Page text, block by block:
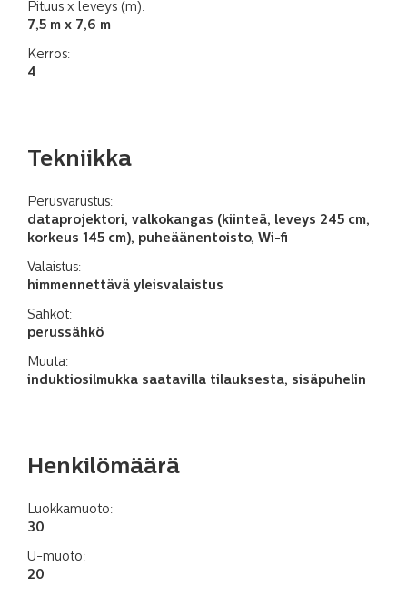
Pituus x leveys (m):
7,5 m x 7,6 m
Kerros:
4
Tekniikka
Perusvarustus:
dataprojektori, valkokangas (kiinteä, leveys 245 cm,
korkeus 145 cm), puheäänentoisto, Wi-fi
Valaistus:
himmennettävä yleisvalaistus
Sähköt:
perussähkö
Muuta:
induktiosilmukka saatavilla tilauksesta, sisäpuhelin
Henkilömäärä
Luokkamuoto:
30
U-muoto:
20